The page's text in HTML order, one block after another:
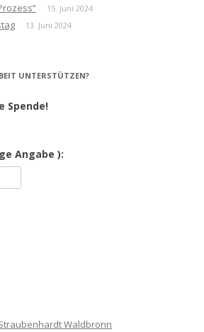
15. Juni 2024
13. Juni 2024
UNTERSTÜTZEN?
Spende!
Angabe ):
Waldbronn